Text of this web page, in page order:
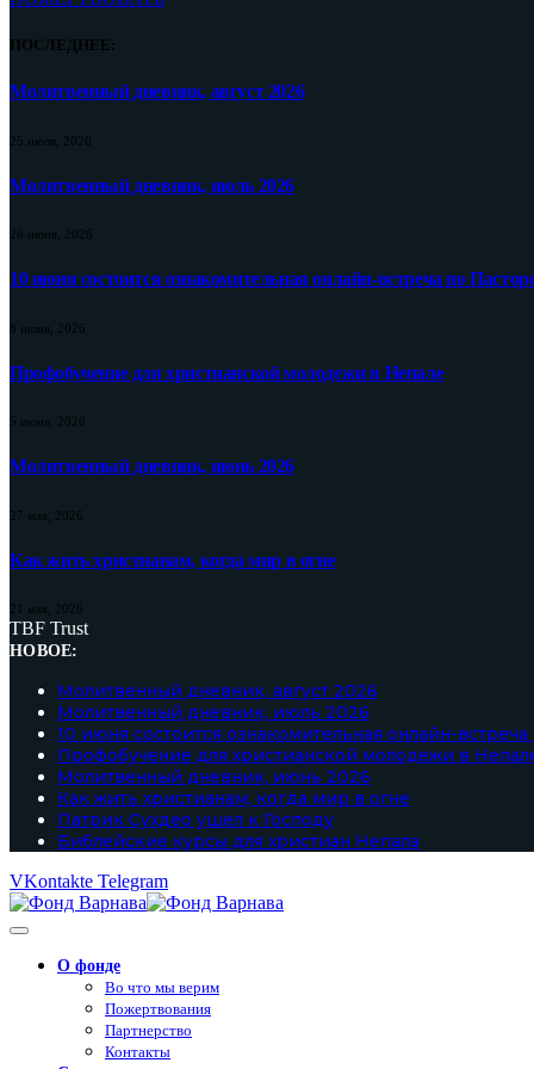
ПОСЛЕДНЕЕ:
Молитвенный дневник, август 2026
25 июля, 2026
Молитвенный дневник, июль 2026
26 июня, 2026
10 июня состоится ознакомительная онлайн-встреча по
8 июня, 2026
Профобучение для христианской молодежи в Непале
5 июня, 2026
Молитвенный дневник, июнь 2026
27 мая, 2026
Как жить христианам, когда мир в огне
21 мая, 2026
TBF Trust
НОВОЕ:
Молитвенный дневник, август 2026
Молитвенный дневник, июль 2026
10 июня состоится ознакомительная онлайн-
Профобучение для христианской молодежи в
Молитвенный дневник, июнь 2026
Как жить христианам, когда мир в огне
Патрик Сухдео ушел к Господу
Библейские курсы для христиан Непала
VKontakte Telegram
О фонде
Во что мы верим
Пожертвования
Партнерство
Контакты